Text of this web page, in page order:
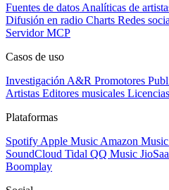
Fuentes de datos Analíticas de
Difusión en radio Charts Redes
Servidor MCP
Casos de uso
Investigación A&R Promotores
Artistas Editores musicales
Plataformas
Spotify Apple Music Amazon Music
SoundCloud Tidal QQ Music
Boomplay